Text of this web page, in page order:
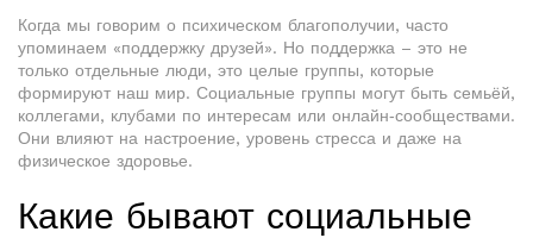
Когда мы говорим о психическом благополучии, часто
упоминаем «поддержку друзей». Но поддержка – это не
только отдельные люди, это целые группы, которые
формируют наш мир. Социальные группы могут быть семьёй,
коллегами, клубами по интересам или онлайн‑сообществами.
Они влияют на настроение, уровень стресса и даже на
физическое здоровье.
Какие бывают социальные